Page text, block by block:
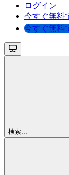
ログイン
今すぐ無料
今すぐ無料
検索...